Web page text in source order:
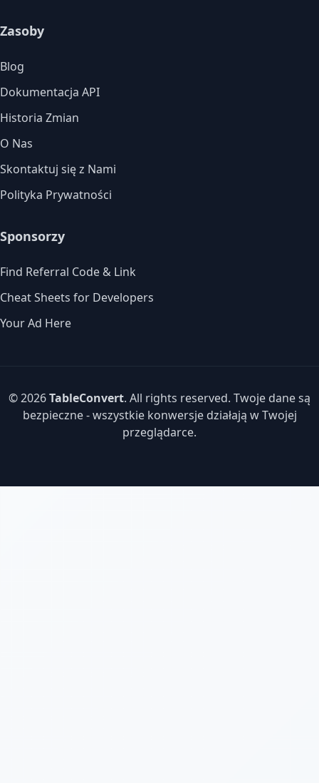
Zasoby
Blog
Dokumentacja API
Historia Zmian
O Nas
Skontaktuj się z Nami
Polityka Prywatności
Sponsorzy
Find Referral Code & Link
Cheat Sheets for Developers
Your Ad Here
© 2026TableConvert. All rights reserved. Twoje dane są
bezpieczne - wszystkie konwersje działają w Twojej
przeglądarce.